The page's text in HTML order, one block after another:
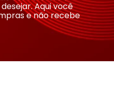
Aqui você
e não recebe